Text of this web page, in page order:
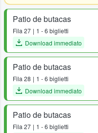
Patio de butacas
Fila 27
1 - 6 biglietti
Download immediato
Patio de butacas
Fila 28
1 - 6 biglietti
Download immediato
Patio de butacas
Fila 27 1 - 6 biglietti